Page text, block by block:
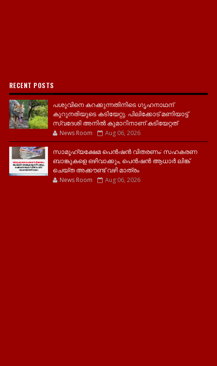
RECENT POSTS
പശുവിനെ കറക്കുന്നതിനിടെ ഗൃഹനാഥന്
കുറുനരിയുടെ കടിയേറ്റു. പിലിക്കോട് മണിയാട്ട്
സ്വദേശി അനിൽ കുമാറിനാണ് കടിയേറ്റത്
News Room Aug 06, 2026
സാമൂ​ഹ്യക്ഷേമ പെൻഷൻ വിതരണം: സഹകരണ
ബാങ്കുകളെ ഒഴിവാക്കും, പെൻഷൻ ആധാർ‌ ലിങ്ക്
ചെയ്ത അക്കൗണ്ട് വഴി മാത്രം
News Room Aug 06, 2026